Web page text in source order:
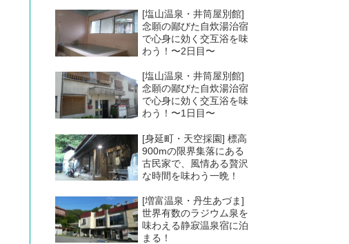
[塩山温泉・井筒屋別館]
念願の鄙びた自炊湯治宿
で心身に効く交互浴を味
わう！〜2日目〜
[塩山温泉・井筒屋別館]
念願の鄙びた自炊湯治宿
で心身に効く交互浴を味
わう！〜1日目〜
[身延町・天空採園] 標高
900mの限界集落にある
古民家で、風情ある贅沢
な時間を味わう一晩！
[増富温泉・丹生あづま]
世界有数のラジウム泉を
味わえる静寂温泉宿に泊
まる！